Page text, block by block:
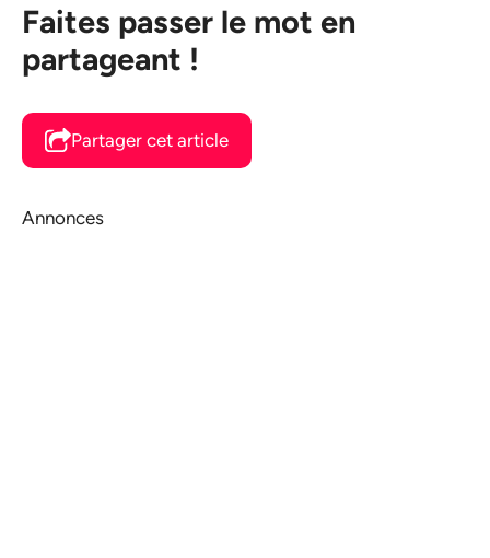
Faites passer le mot en
partageant !
Partager cet article
Annonces